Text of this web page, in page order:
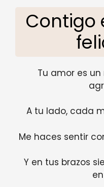
Contigo
Tu amor es
A tu lado, cada
Me haces sentir
Y en tus brazos